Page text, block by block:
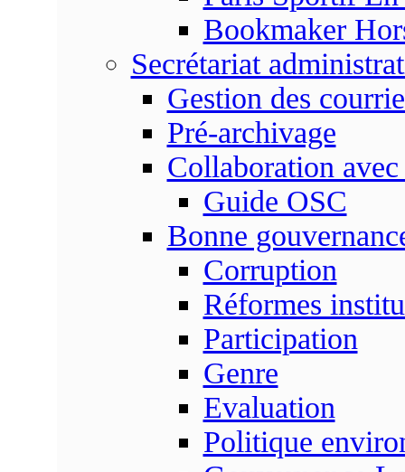
Bookmaker
Secrétariat
Gestion des
Pré-archivage
Collaboration
Guide OSC
Bonne
Corruption
Réformes
Participation
Genre
Evaluation
Politique